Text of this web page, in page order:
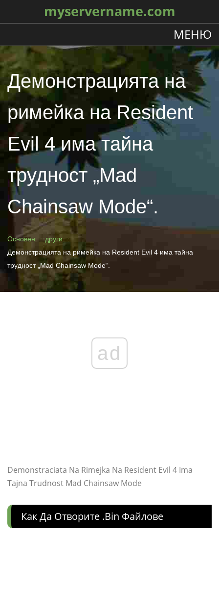
myservername.com
МЕНЮ
Демонстрацията на
римейка на Resident
Evil 4 има тайна
трудност „Mad
Chainsaw Mode“.
Основен
други
Демонстрацията на римейка на Resident Evil 4 има тайна
трудност „Mad Chainsaw Mode“.
ad
Demonstraciata Na Rimejka Na Resident Evil 4 Ima
Tajna Trudnost Mad Chainsaw Mode
Как Да Отворите .bin Файлове